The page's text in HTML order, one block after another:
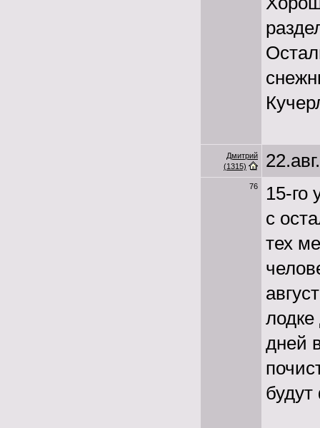
Дмитрий
(1315)
76
15-го
с
тех
дней